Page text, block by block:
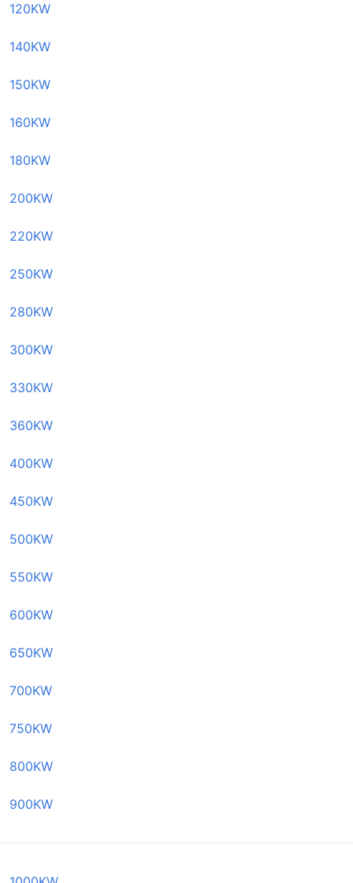
120KW
140KW
150KW
160KW
180KW
200KW
220KW
250KW
280KW
300KW
330KW
360KW
400KW
450KW
500KW
550KW
600KW
650KW
700KW
750KW
800KW
900KW